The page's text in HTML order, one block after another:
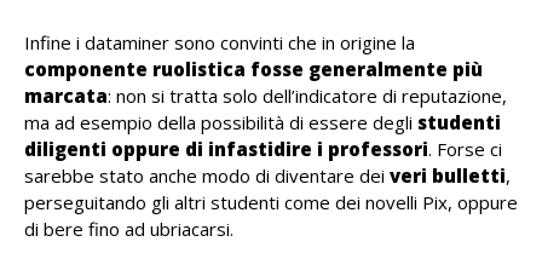
Infine i dataminer sono convinti che in origine la
componente ruolistica fosse generalmente più
marcata: non si tratta solo dell’indicatore di reputazione,
ma ad esempio della possibilità di essere degli studenti
diligenti oppure di infastidire i professori. Forse ci
sarebbe stato anche modo di diventare dei veri bulletti,
perseguitando gli altri studenti come dei novelli Pix, oppure
di bere fino ad ubriacarsi.